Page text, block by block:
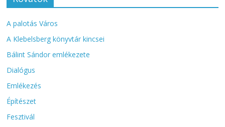
A palotás Város
A Klebelsberg könyvtár kincsei
Bálint Sándor emlékezete
Dialógus
Emlékezés
Építészet
Fesztivál